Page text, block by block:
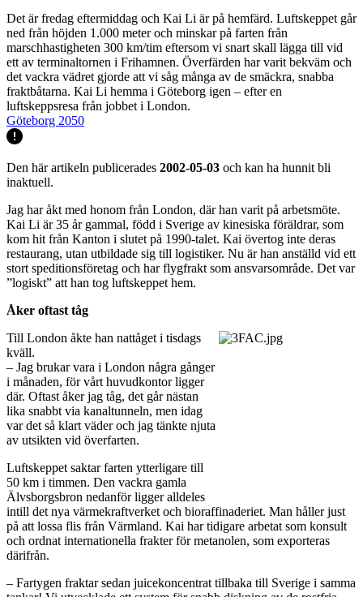
Det är fredag eftermiddag och Kai Li är på hemfärd. Luftskeppet går
ned från höjden 1.000 meter och minskar på farten från
marschhastigheten 300 km/tim eftersom vi snart skall lägga till vid
ett av terminaltornen i Frihamnen. Överfärden har varit bekväm och
det vackra vädret gjorde att vi såg många av de smäckra, snabba
fraktbåtarna. Kai Li hemma i Göteborg igen – efter en
luftskeppsresa från jobbet i London.
Göteborg 2050
Den här artikeln publicerades 2002-05-03 och kan ha hunnit bli
inaktuell.
Jag har åkt med honom från London, där han varit på arbetsmöte.
Kai Li är 35 år gammal, född i Sverige av kinesiska föräldrar, som
kom hit från Kanton i slutet på 1990-talet. Kai övertog inte deras
restaurang, utan utbildade sig till logistiker. Nu är han anställd vid ett
stort speditionsföretag och har flygfrakt som ansvarsområde. Det var
”logiskt” att han tog luftskeppet hem.
Åker oftast tåg
Till London åkte han nattåget i tisdags
kväll.
– Jag brukar vara i London några gånger
i månaden, för vårt huvudkontor ligger
där. Oftast åker jag tåg, det går nästan
lika snabbt via kanaltunneln, men idag
var det så klart väder och jag tänkte njuta
av utsikten vid överfarten.
Luftskeppet saktar farten ytterligare till
50 km i timmen. Den vackra gamla
Älvsborgsbron nedanför ligger alldeles
intill det nya värmekraftverket och bioraffinaderiet. Man håller just
på att lossa flis från Värmland. Kai har tidigare arbetat som konsult
och ordnat internationella frakter för metanolen, som exporteras
därifrån.
– Fartygen fraktar sedan juicekoncentrat tillbaka till Sverige i samma